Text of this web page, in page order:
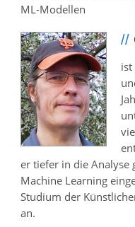
ML-Modellen
//
ist
er tiefer in die
Machine Learning
Studium der
an.